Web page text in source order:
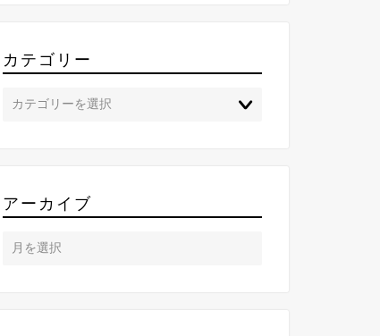
カテゴリー
アーカイブ